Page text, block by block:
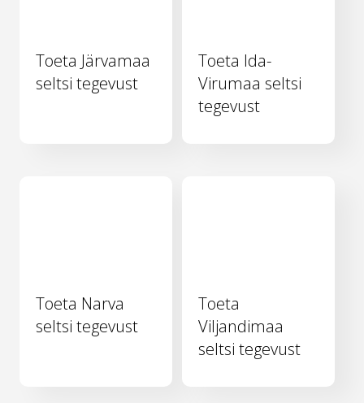
Toeta Järvamaa
seltsi tegevust
Toeta Ida-
Virumaa seltsi
tegevust
Toeta Narva
seltsi tegevust
Toeta
Viljandimaa
seltsi tegevust